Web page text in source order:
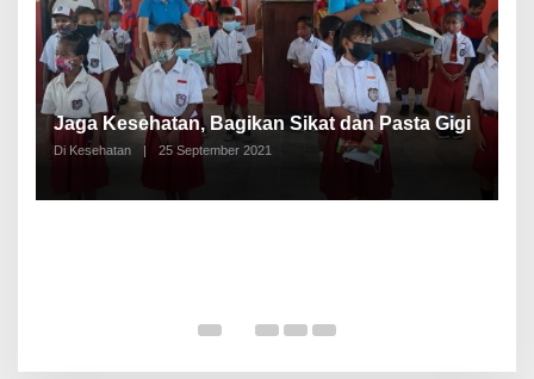
Jaga Kesehatan, Bagikan Sikat dan Pasta Gigi
Di Kesehatan | 25 September 2021